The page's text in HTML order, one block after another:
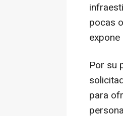
pocas
expone
Por su
para